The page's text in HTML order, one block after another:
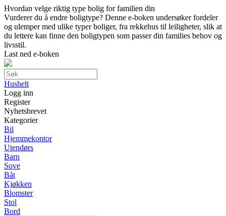
Hvordan velge riktig type bolig for familien din
Vurderer du å endre boligtype? Denne e-boken undersøker fordeler
og ulemper med ulike typer boliger, fra rekkehus til leiligheter, slik at
du lettere kan finne den boligtypen som passer din families behov og
livsstil.
Last ned e-boken
Hushelt
Logg inn
Register
Nyhetsbrevet
Kategorier
Bil
Hjemmekontor
Utendørs
Barn
Sove
Båt
Kjøkken
Blomster
Stol
Bord